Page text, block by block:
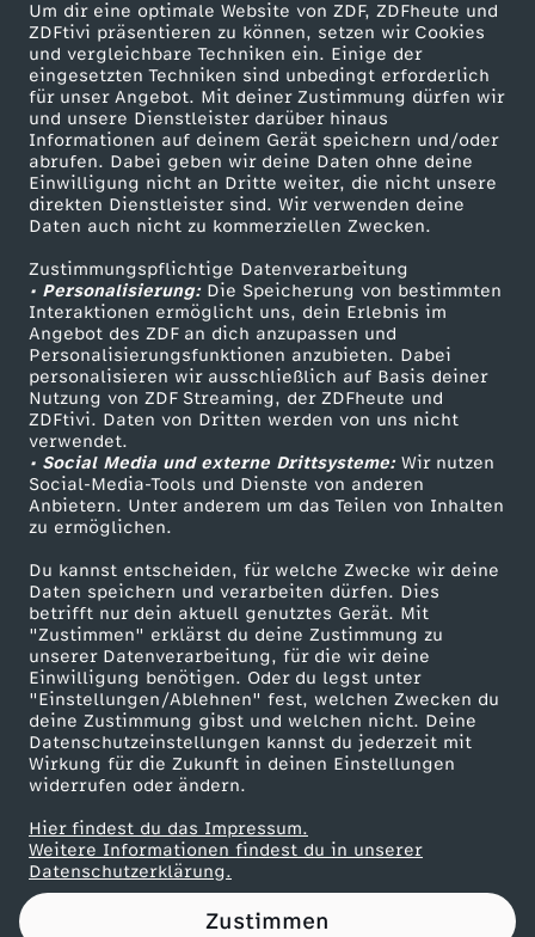
Um dir eine optimale Website von ZDF, ZDFheute und
ZDFtivi präsentieren zu können, setzen wir Cookies
und vergleichbare Techniken ein. Einige der
eingesetzten Techniken sind unbedingt erforderlich
für unser Angebot. Mit deiner Zustimmung dürfen wir
und unsere Dienstleister darüber hinaus
Informationen auf deinem Gerät speichern und/oder
abrufen. Dabei geben wir deine Daten ohne deine
Einwilligung nicht an Dritte weiter, die nicht unsere
direkten Dienstleister sind. Wir verwenden deine
Daten auch nicht zu kommerziellen Zwecken.
Zustimmungspflichtige Datenverarbeitung
• Personalisierung:Die Speicherung von bestimmten
Interaktionen ermöglicht uns, dein Erlebnis im
Angebot des ZDF an dich anzupassen und
Personalisierungsfunktionen anzubieten. Dabei
personalisieren wir ausschließlich auf Basis deiner
Nutzung von ZDF Streaming, der ZDFheute und
ZDFtivi. Daten von Dritten werden von uns nicht
verwendet.
• Social Media und externe Drittsysteme:Wir nutzen
Social-Media-Tools und Dienste von anderen
Anbietern. Unter anderem um das Teilen von Inhalten
zu ermöglichen.
Du kannst entscheiden, für welche Zwecke wir deine
Daten speichern und verarbeiten dürfen. Dies
betrifft nur dein aktuell genutztes Gerät. Mit
"Zustimmen" erklärst du deine Zustimmung zu
unserer Datenverarbeitung, für die wir deine
Einwilligung benötigen. Oder du legst unter
"Einstellungen/Ablehnen" fest, welchen Zwecken du
deine Zustimmung gibst und welchen nicht. Deine
Datenschutzeinstellungen kannst du jederzeit mit
Wirkung für die Zukunft in deinen Einstellungen
widerrufen oder ändern.
Hier findest du das Impressum.
Weitere Informationen findest du in unserer
Datenschutzerklärung.
Zustimmen
n
D
e
u
t
s
c
h
l
a
n
d
:
W
i
e
Mehr ZDF
ZDF-Apps
Smart TV
ZDFtext
Livestreams
Sendungen A-Z
TV-Programm
Service
ZDFmitreden
Kontakt zum ZDF
Tickets
Zuschauerservice
Hilfe
ZDF Unternehmen
Karriere
ZDF goes Schule
Werbefernsehen
Mainzelmännchen
Partner